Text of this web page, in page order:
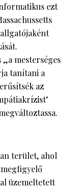
ezt
„a mesterséges
tanítani a
az
terület, ahol
üzemeltetett